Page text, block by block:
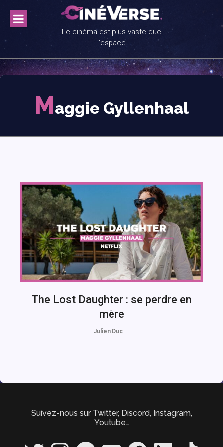
content
Le cinéma est plus vaste que
l'espace
Maggie Gyllenhaal
The Lost Daughter : se perdre en
mère
Julien Duc
Suivez-nous sur Twitter, Discord, Instagram,
Youtube…
Twitter InstagramSpotify YouTube FacebookLinkedIn TikTok